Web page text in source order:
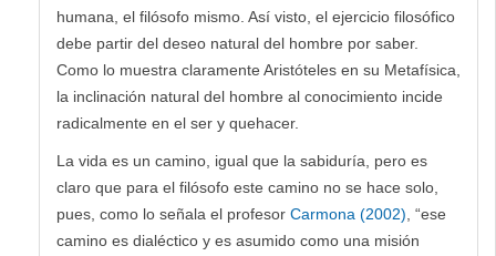
humana, el filósofo mismo. Así visto, el ejercicio filosófico
debe partir del deseo natural del hombre por saber.
Como lo muestra claramente Aristóteles en su Metafísica,
la inclinación natural del hombre al conocimiento incide
radicalmente en el ser y quehacer.
La vida es un camino, igual que la sabiduría, pero es
claro que para el filósofo este camino no se hace solo,
pues, como lo señala el profesor Carmona (2002) , “ese
camino es dialéctico y es asumido como una misión